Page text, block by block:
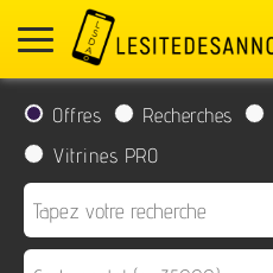
Offres Recherches
Vitrines PRO